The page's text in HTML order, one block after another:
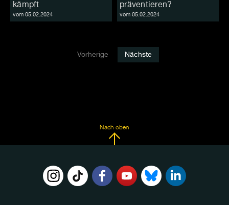
kämpft
vom 05.02.2024
präventieren?
vom 05.02.2024
Vorherige Nächste
Nach oben